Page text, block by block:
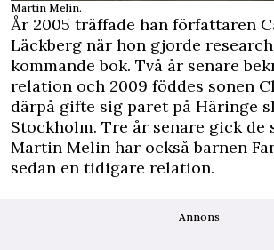
Martin Melin.
År 2005 träffade han författaren
Läckberg när hon gjorde
kommande bok. Två år senare
relation och 2009 föddes sonen
därpå gifte sig paret på Häringe
Stockholm. Tre år senare gick de
Martin Melin har också barnen
sedan en tidigare relation.
Annons